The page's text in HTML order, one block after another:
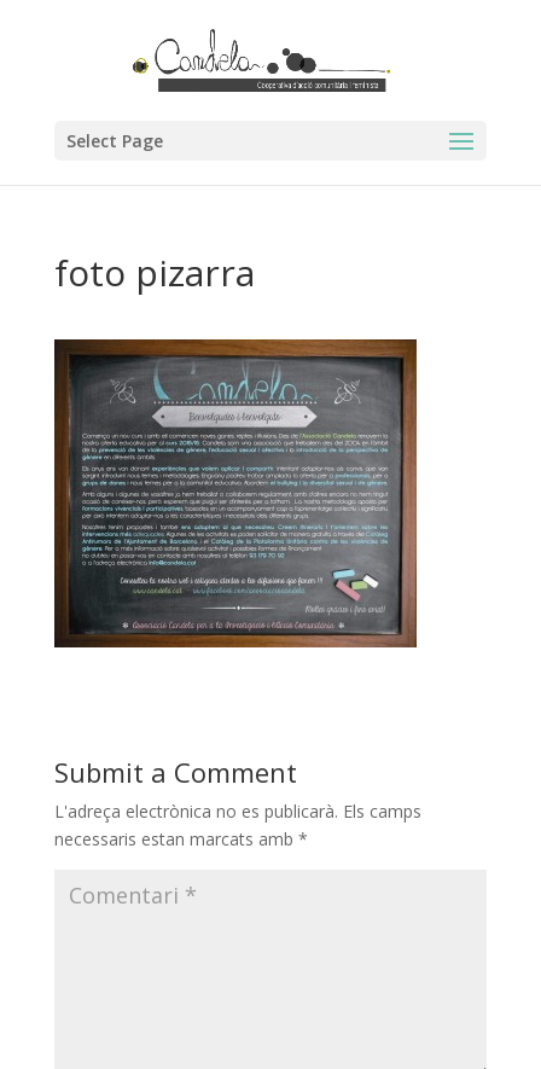
Select Page
foto pizarra
Submit a Comment
L'adreça electrònica no es publicarà. Els camps
necessaris estan marcats amb *